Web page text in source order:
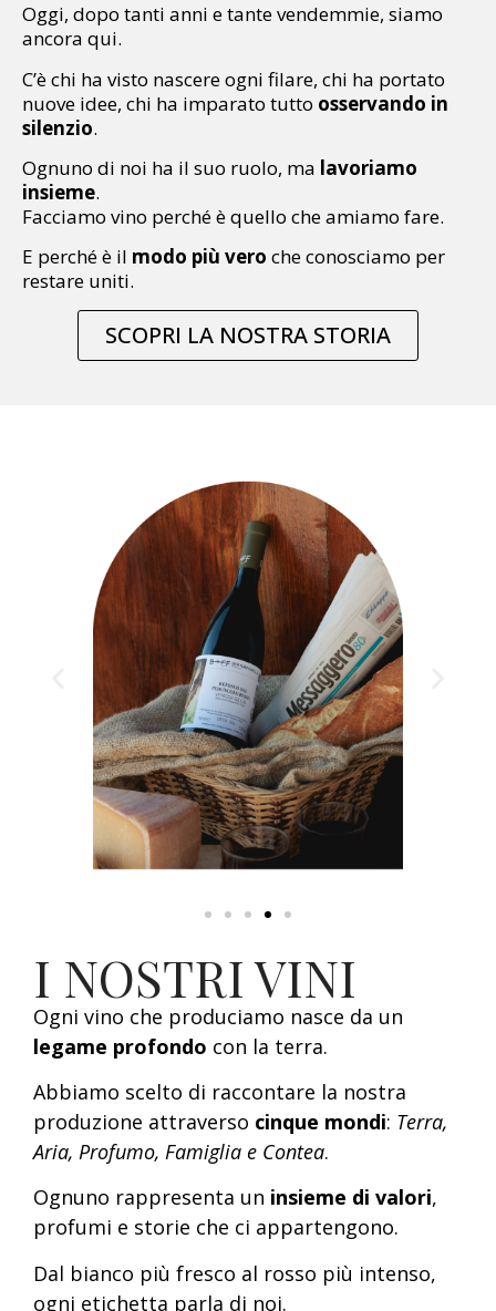
Oggi, dopo tanti anni e tante vendemmie, siamo
ancora qui.
C’è chi ha visto nascere ogni filare, chi ha portato
nuove idee, chi ha imparato tutto osservando in
silenzio.
Ognuno di noi ha il suo ruolo, ma lavoriamo
insieme.
Facciamo vino perché è quello che amiamo fare.
E perché è il modo più vero che conosciamo per
restare uniti.
SCOPRI LA NOSTRA STORIA
I NOSTRI VINI
Ogni vino che produciamo nasce da un
legame profondo con la terra.
Abbiamo scelto di raccontare la nostra
produzione attraverso cinque mondi: Terra,
Aria, Profumo, Famiglia e Contea.
Ognuno rappresenta un insieme di valori,
profumi e storie che ci appartengono.
Dal bianco più fresco al rosso più intenso,
ogni etichetta parla di noi.